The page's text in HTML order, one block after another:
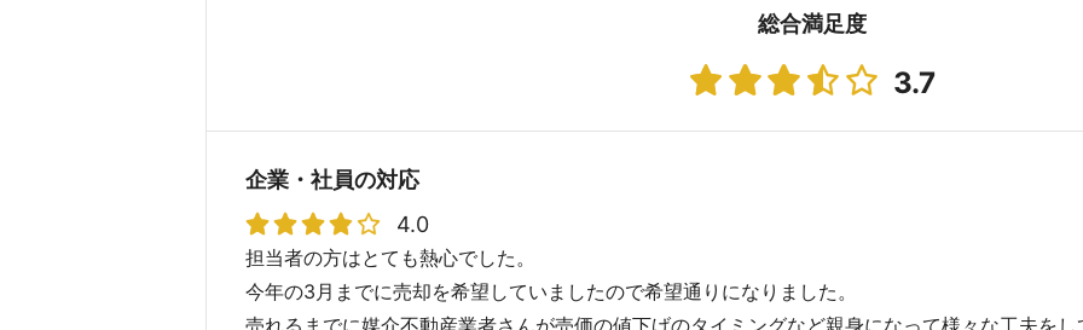
総合満足度
3.7
企業・社員の対応
4.0
担当者の方はとても熱心でした。
今年の3月までに売却を希望していましたので希望通りになりました。
売れるまでに媒介不動産業者さんが売価の値下げのタイミングなど親身になって様々な工夫を